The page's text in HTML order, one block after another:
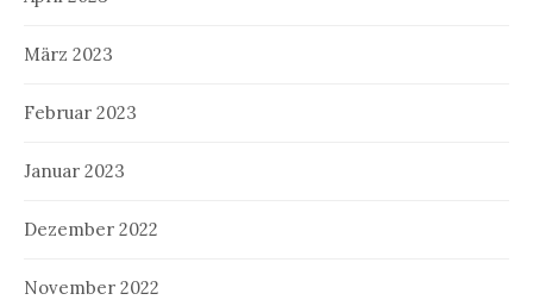
März 2023
Februar 2023
Januar 2023
Dezember 2022
November 2022